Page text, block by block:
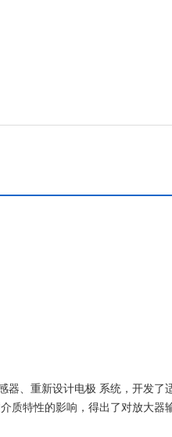
、重新设计电极 系统，开发了
质特性的影响，得出了对放大器